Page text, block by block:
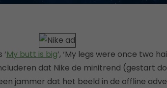
My butt is big’, ‘My legs were once two
dat Nike de minitrend (gestart
jammer dat het beeld in de offline